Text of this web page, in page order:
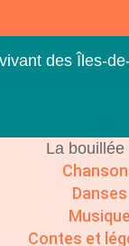
des Îles-
La bouillée
Danses
Musique
Contes et